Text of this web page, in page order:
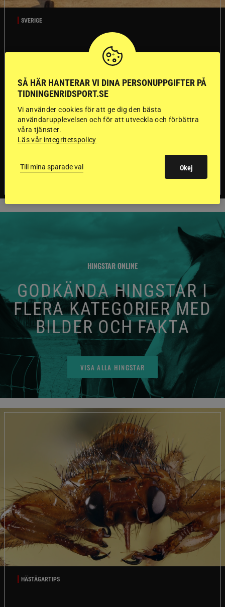
SVERIGE
ridhjälmarna blev
sämst i test
Stort test av ridhjälmar Försäkringsbolaget
Folksam har testat 15 ridhjälmar i olika
prisklasser för att se vilken som är den säkraste.
Det visar sig vara stor skillnad på säkerheten
mellan de olika hjälmarna – och dyrast är inte
HINGSTAR ONLINE
GODKÄNDA HINGSTAR I
FLERA KATEGORIER MED
BILDER OCH FAKTA
VISA ALLA HINGSTAR
HÄSTÄGARTIPS
SÅ HÄR HANTERAR VI DINA PERSONUPPGIFTER PÅ
TIDNINGENRIDSPORT.SE
Vi använder cookies för att ge dig den bästa
användarupplevelsen och för att utveckla och förbättra
våra tjänster.
Läs vår integritetspolicy
Till mina sparade val Okej